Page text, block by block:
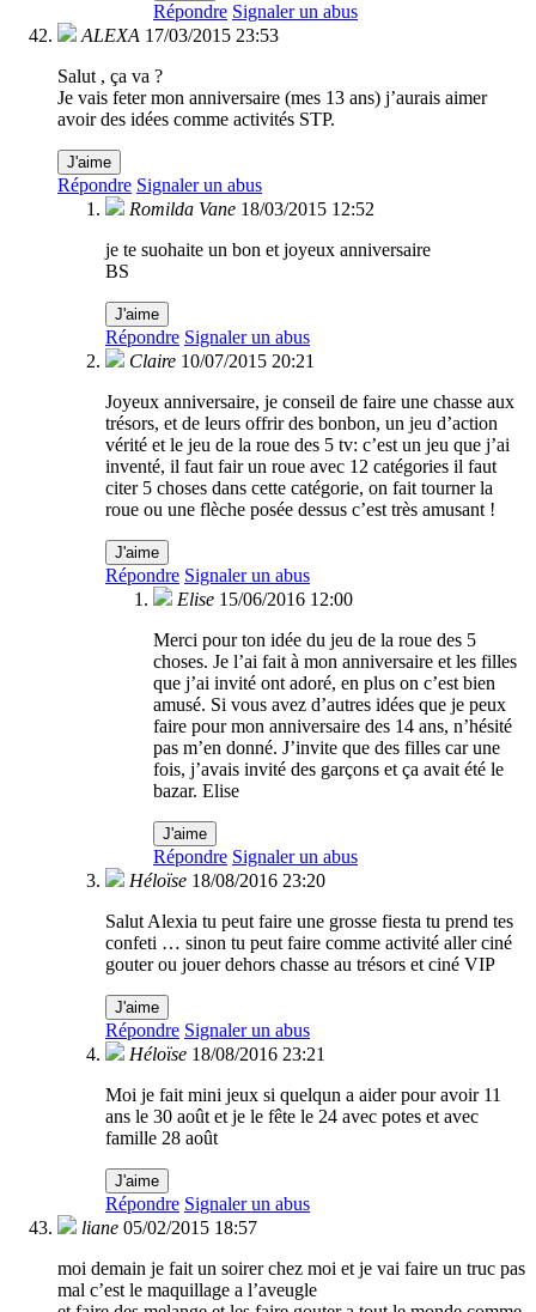
Répondre Signaler un abus
ALEXA 17/03/2015 23:53
Salut , ça va ?
Je vais feter mon anniversaire (mes 13 ans) j’aurais aimer
avoir des idées comme activités STP.
J'aime
Répondre Signaler un abus
Romilda Vane 18/03/2015 12:52
je te suohaite un bon et joyeux anniversaire
BS
J'aime
Répondre Signaler un abus
Claire 10/07/2015 20:21
Joyeux anniversaire, je conseil de faire une chasse aux
trésors, et de leurs offrir des bonbon, un jeu d’action
vérité et le jeu de la roue des 5 tv: c’est un jeu que j’ai
inventé, il faut fair un roue avec 12 catégories il faut
citer 5 choses dans cette catégorie, on fait tourner la
roue ou une flèche posée dessus c’est très amusant !
J'aime
Répondre Signaler un abus
Elise 15/06/2016 12:00
Merci pour ton idée du jeu de la roue des 5
choses. Je l’ai fait à mon anniversaire et les filles
que j’ai invité ont adoré, en plus on c’est bien
amusé. Si vous avez d’autres idées que je peux
faire pour mon anniversaire des 14 ans, n’hésité
pas m’en donné. J’invite que des filles car une
fois, j’avais invité des garçons et ça avait été le
bazar. Elise
J'aime
Répondre Signaler un abus
Héloïse 18/08/2016 23:20
Salut Alexia tu peut faire une grosse fiesta tu prend tes
confeti … sinon tu peut faire comme activité aller ciné
gouter ou jouer dehors chasse au trésors et ciné VIP
J'aime
Répondre Signaler un abus
Héloïse 18/08/2016 23:21
Moi je fait mini jeux si quelqun a aider pour avoir 11
ans le 30 août et je le fête le 24 avec potes et avec
famille 28 août
J'aime
Répondre Signaler un abus
liane 05/02/2015 18:57
moi demain je fait un soirer chez moi et je vai faire un truc pas
mal c’est le maquillage a l’aveugle